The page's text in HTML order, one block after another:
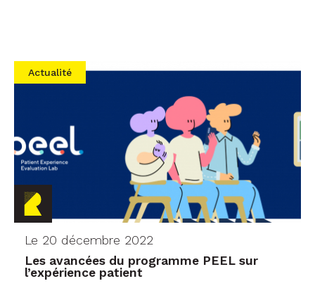
Actualité
Le 20 décembre 2022
Les avancées du programme PEEL sur
l’expérience patient